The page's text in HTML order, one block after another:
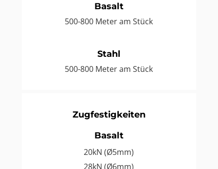
Basalt
500-800 Meter am Stück
Stahl
500-800 Meter am Stück
Zugfestigkeiten
Basalt
20kN (Ø5mm)
28kN (Ø6mm)